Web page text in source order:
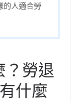
的人適合勞
？勞退
什麼